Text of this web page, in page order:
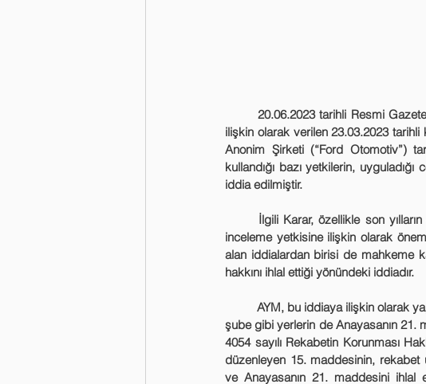
	20.06.2023 tarihli Resmi Gazete’de Anayasa Mahkemesi (“AYM”) tarafından 2019/40991 sayılı başvuruya
ilişkin olarak verilen 23.03.2023 tarihli
Anonim Şirketi (“Ford Otomotiv”)
kullandığı bazı yetkilerin,
iddia edilmiştir.
inceleme yetkisine ilişkin olarak
alan iddialardan birisi de mahkeme
hakkını ihlal ettiği yönündeki iddiadır.
şube gibi yerlerin de Anayasanın 21.
4054 sayılı Rekabetin Korunması
düzenleyen 15. maddesinin, rekabet
ve Anayasanın 21. maddesini ihlal